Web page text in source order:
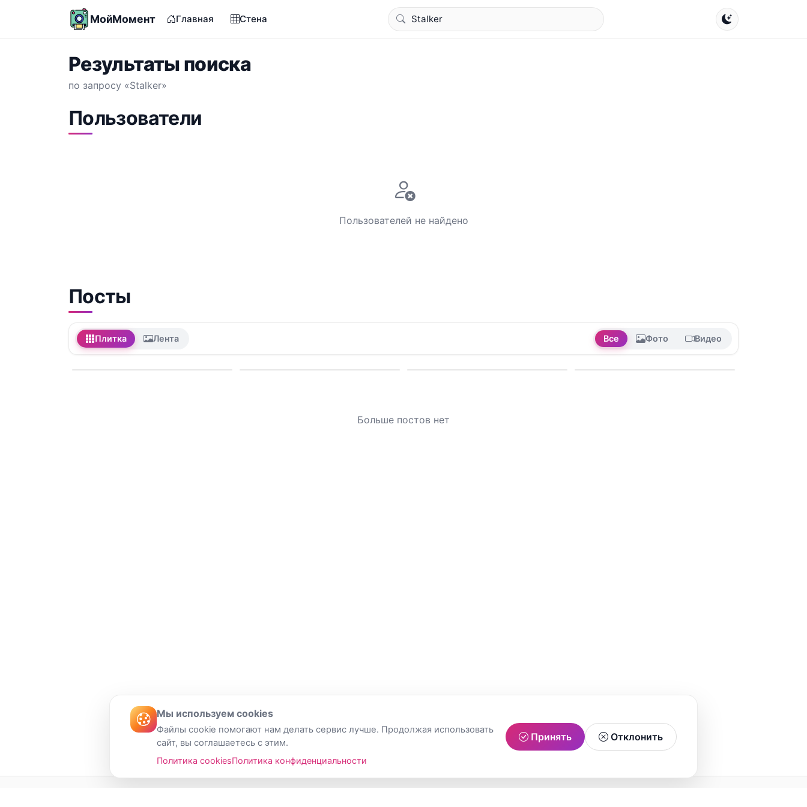
МойМомент Главная Стена
Результаты поиска
по запросу «Stalker»
Пользователи
Пользователей не найдено
Посты
Плитка Лента Все Фото Видео
Больше постов нет
Мы используем cookies
Файлы cookie помогают нам делать сервис лучше. Продолжая использовать
сайт, вы соглашаетесь с этим.
Политика cookiesПолитика конфиденциальности
Принять Отклонить